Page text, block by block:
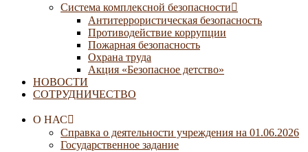
Система комплексной безопасности
Антитеррористическая безопасность
Противодействие коррупции
Пожарная безопасность
Охрана труда
Акция «Безопасное детство»
НОВОСТИ
СОТРУДНИЧЕСТВО
О НАС
Справка о деятельности учреждения на 01.06.2026
Государственное задание